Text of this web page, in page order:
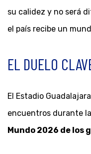
su calidez y no será
el país recibe un
EL DUELO
El Estadio
encuentros durante
Mundo 2026 de los